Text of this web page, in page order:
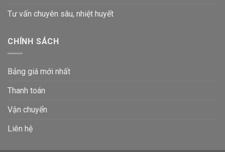
Tư vấn chuyên sâu, nhiệt huyết
CHÍNH SÁCH
Bảng giá mới nhất
Thanh toán
Vận chuyển
Liên hệ